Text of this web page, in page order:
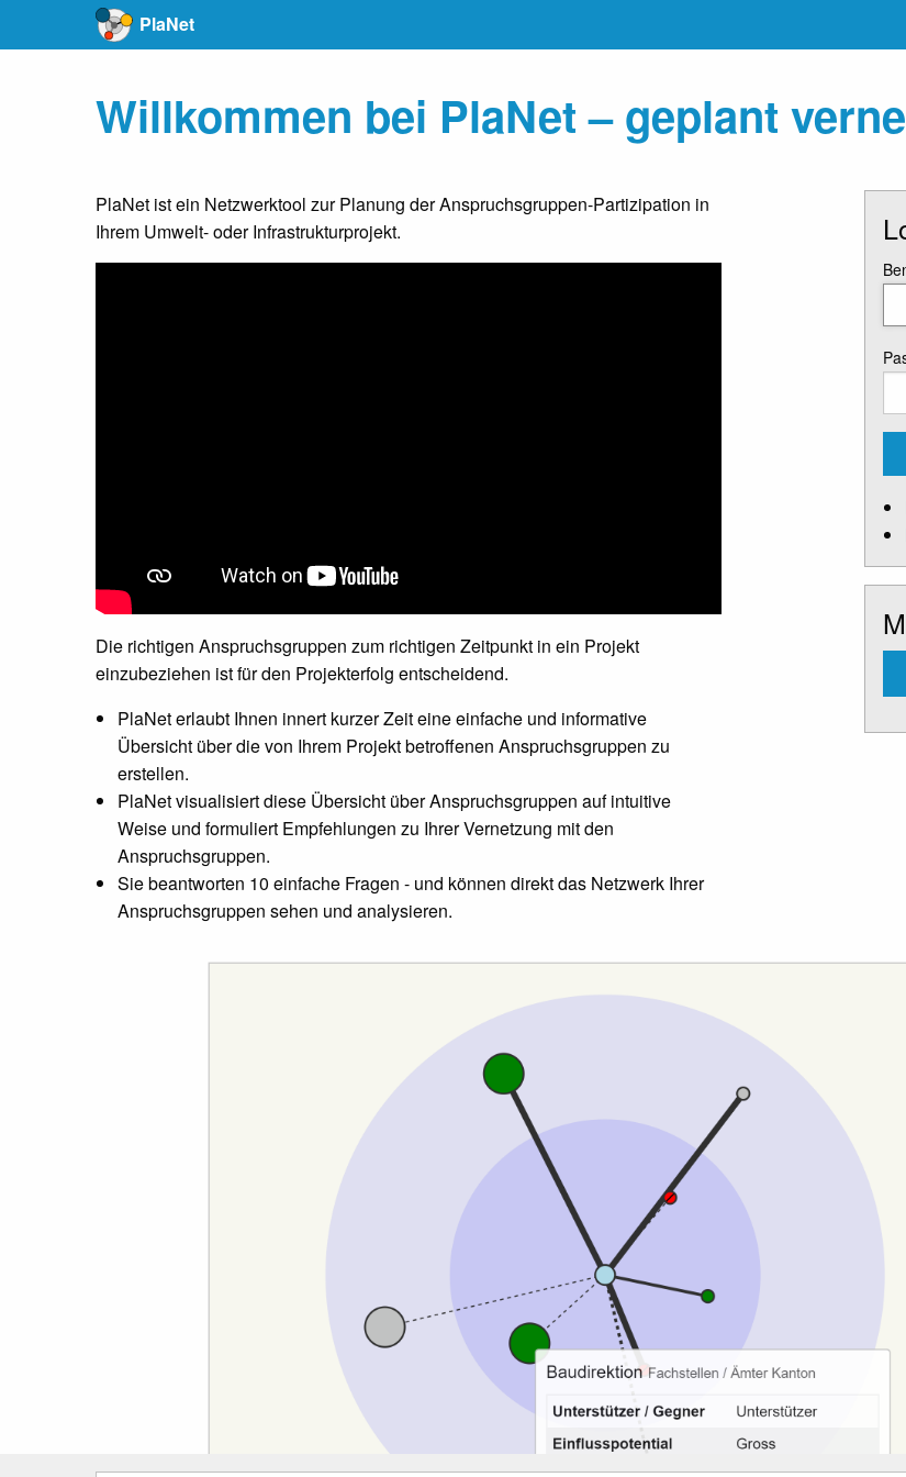
PlaNet
Willkommen bei PlaNet – geplant
PlaNet ist ein Netzwerktool zur Planung der Anspruchsgruppen-Partizipation in
Ihrem Umwelt- oder Infrastrukturprojekt.
Die richtigen Anspruchsgruppen zum richtigen Zeitpunkt in ein Projekt
einzubeziehen ist für den Projekterfolg entscheidend.
PlaNet erlaubt Ihnen innert kurzer Zeit eine einfache und informative
Übersicht über die von Ihrem Projekt betroffenen Anspruchsgruppen zu
erstellen.
PlaNet visualisiert diese Übersicht über Anspruchsgruppen auf intuitive
Weise und formuliert Empfehlungen zu Ihrer Vernetzung mit den
Anspruchsgruppen.
Sie beantworten 10 einfache Fragen - und können direkt das Netzwerk Ihrer
Anspruchsgruppen sehen und analysieren.